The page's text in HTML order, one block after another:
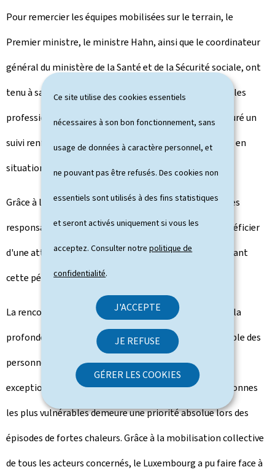
Ce site utilise des cookies essentiels
nécessaires à son bon fonctionnement, sans
usage de données à caractère personnel, et
ne pouvant pas être refusés. Des cookies non
essentiels sont utilisés à des fins statistiques
et seront activés uniquement si vous les
acceptez. Consulter notrepolitique de
confidentialité.
J'ACCEPTE
JE REFUSE
GÉRER LES COOKIES
Pour remercier les équipes mobilisées sur le terrain, le
Premier ministre, le ministre Hahn, ainsi que le coordinateur
général du ministère de la Santé et de la Sécurité sociale, ont
tenu à saluer personnellement le travail accompli par les
professionnels, bénévoles et intervenants qui ont assuré un
suivi renforcé des personnes âgées, isolées, fragiles ou en
situation de dépendance.
Grâce à leur disponibilité, leur réactivité et leur sens des
responsabilités, de nombreuses personnes ont pu bénéficier
d'une attention et d'un accompagnement adaptés durant
cette période de fortes chaleurs.
La rencontre a permis au Premier ministre d'exprimer la
profonde reconnaissance du Gouvernement à l'ensemble des
personnes qui se sont engagées durant cette période
exceptionnelle et a rappelé que la protection des personnes
les plus vulnérables demeure une priorité absolue lors des
épisodes de fortes chaleurs. Grâce à la mobilisation collective
de tous les acteurs concernés, le Luxembourg a pu faire face à